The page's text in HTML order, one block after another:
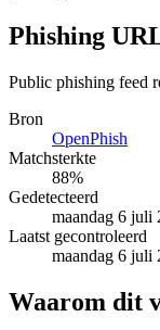
Phishing
Public phishing feed
Bron
OpenPhish
Matchsterkte
88%
Gedetecteerd
maandag 6 juli
Laatst gecontroleerd
maandag 6 juli
Waarom dit